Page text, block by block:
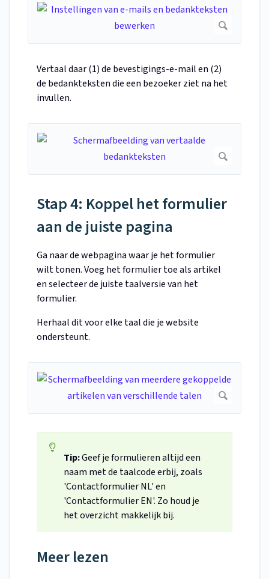
Vertaal daar (1) de bevestigings-e-mail en (2)
de bedankteksten die een bezoeker ziet na het
invullen.
Stap 4: Koppel het formulier
aan de juiste pagina
Ga naar de webpagina waar je het formulier
wilt tonen. Voeg het formulier toe als artikel
en selecteer de juiste taalversie van het
formulier.
Herhaal dit voor elke taal die je website
ondersteunt.
Tip:Geef je formulieren altijd een
naam met de taalcode erbij, zoals
'Contactformulier NL' en
'Contactformulier EN'. Zo houd je
het overzicht makkelijk bij.
Meer lezen